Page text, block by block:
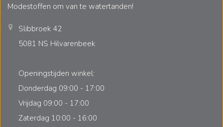
Modestoffen om van te watertanden!
Slibbroek 42
5081 NS Hilvarenbeek
Openingstijden winkel:
Donderdag 09:00 - 17:00
Vrijdag 09:00 - 17:00
Zaterdag 10:00 - 16:00